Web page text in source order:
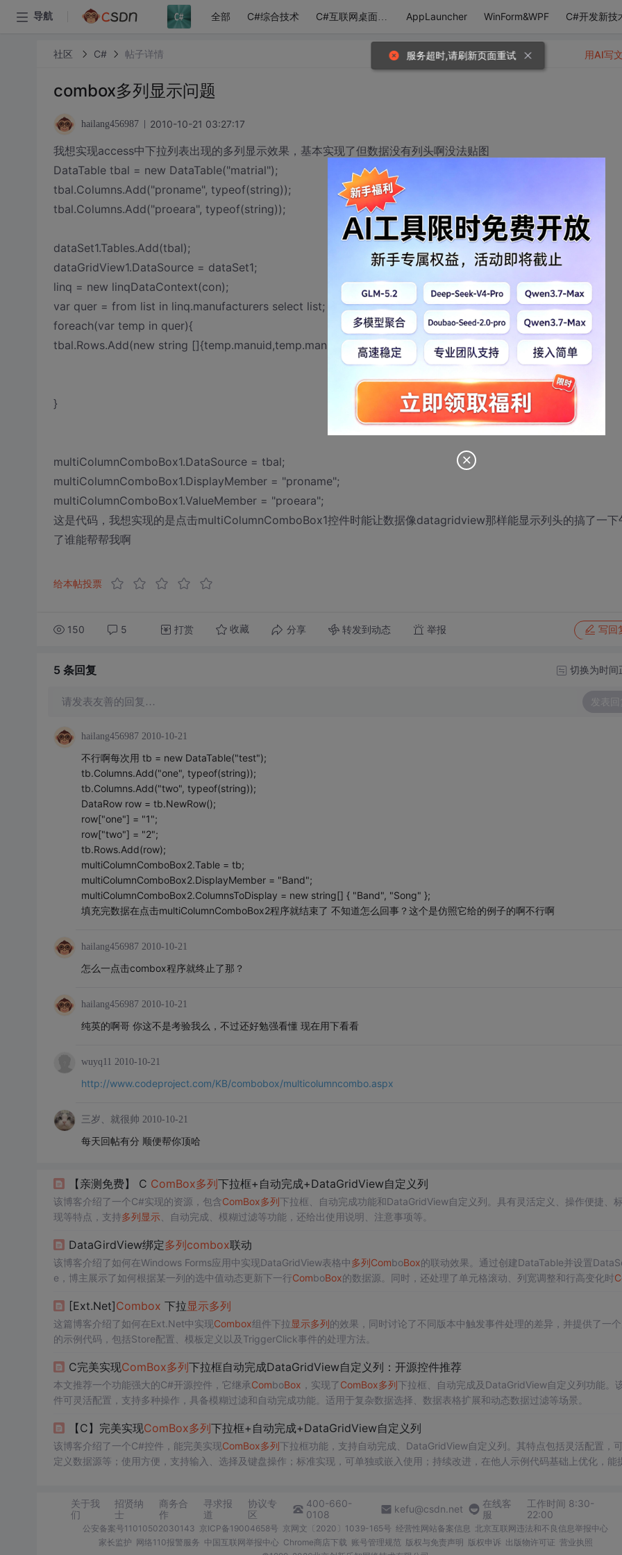
导航 全部 C#综合技术 C#互联网桌面应用 AppLauncher WinForm&WPF C#开发新技
社区 C# 帖子详情
combox多列显示问题
hailang456987 2010-10-21 03:27:17
我想实现access中下拉列表出现的多列显示效果，基本实现了但数据没有列头啊没法贴图
DataTable tbal = new DataTable("matrial");
tbal.Columns.Add("proname", typeof(string));
tbal.Columns.Add("proeara", typeof(string));
dataSet1.Tables.Add(tbal);
dataGridView1.DataSource = dataSet1;
linq = new linqDataContext(con);
var quer = from list in linq.manufacturers select list;
foreach(var temp in quer){
tbal.Rows.Add(new string []{temp.manuid,temp.manuname});
}
multiColumnComboBox1.DataSource = tbal;
multiColumnComboBox1.DisplayMember = "proname";
multiColumnComboBox1.ValueMember = "proeara";
这是代码，我想实现的是点击multiColumnComboBox1控件时能让数据像datagridview那样能显示列头的搞了一下
了谁能帮帮我啊
给本帖投票
150 5 打赏 收藏 分享 转发到动态 举报 写回
用AI写
5 条回复 切换为时间
请发表友善的回复… 发表回
hailang456987 2010-10-21
不行啊每次用 tb = new DataTable("test");
tb.Columns.Add("one", typeof(string));
tb.Columns.Add("two", typeof(string));
DataRow row = tb.NewRow();
row["one"] = "1";
row["two"] = "2";
tb.Rows.Add(row);
multiColumnComboBox2.Table = tb;
multiColumnComboBox2.DisplayMember = "Band";
multiColumnComboBox2.ColumnsToDisplay = new string[] { "Band", "Song" };
填充完数据在点击multiColumnComboBox2程序就结束了 不知道怎么回事？这个是仿照它给的例子的啊不行啊
hailang456987 2010-10-21
怎么一点击combox程序就终止了那？
hailang456987 2010-10-21
纯英的啊哥 你这不是考验我么，不过还好勉强看懂 现在用下看看
wuyq11 2010-10-21
http://www.codeproject.com/KB/combobox/multicolumncombo.aspx
三岁、就很帅 2010-10-21
每天回帖有分 顺便帮你顶哈
【亲测免费】 C ComBox多列下拉框+自动完成+DataGridView自定义列
该博客介绍了一个C#实现的资源，包含ComBox多列下拉框、自动完成功能和DataGridView自定义列。具有灵活定义、操作便捷、
现等特点，支持多列显示、自动完成、模糊过滤等功能，还给出使用说明、注意事项等。
DataGirdView绑定多列combox联动
该博客介绍了如何在Windows Forms应用中实现DataGridView表格中多列ComboBox的联动效果。通过创建DataTable并设置
e，博主展示了如何根据某一列的选中值动态更新下一行ComboBox的数据源。同时，还处理了单元格滚动、列宽调整和行高变化时
[Ext.Net]Combox 下拉显示多列
这篇博客介绍了如何在Ext.Net中实现Combox组件下拉显示多列的效果，同时讨论了不同版本中触发事件处理的差异，并提供了一
的示例代码，包括Store配置、模板定义以及TriggerClick事件的处理方法。
C完美实现ComBox多列下拉框自动完成DataGridView自定义列：开源控件推荐
本文推荐一个功能强大的C#开源控件，它继承ComboBox ，实现了ComBox多列下拉框、自动完成及DataGridView自定义列功能。
件可灵活配置，支持多种操作，具备模糊过滤和自动完成功能。适用于复杂数据选择、数据表格扩展和动态数据过滤等场景。
【C】完美实现ComBox多列下拉框+自动完成+DataGridView自定义列
该博客介绍了一个C#控件，能完美实现ComBox多列下拉框功能，支持自动完成、DataGridView自定义列。其特点包括灵活配置，
定义数据源等；使用方便，支持输入、选择及键盘操作；标准实现，可单独或嵌入使用；持续改进，在他人示例代码基础上优化，能
关于我
们
招贤纳
士
商务合
作
寻求报
道
协议专
区
400-660-
0108
kefu@csdn.net
在线客
服
工作时间 8:30-
22:00
公安备案号11010502030143 京ICP备19004658号 京网文〔2020〕1039-165号 经营性网站备案信息 北京互联网违法和不良信息举报中心
家长监护 网络110报警服务 中国互联网举报中心 Chrome商店下载 账号管理规范 版权与免责声明 版权申诉 出版物许可证 营业执照